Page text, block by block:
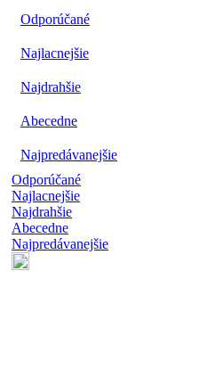
Odporúčané
Najlacnejšie
Najdrahšie
Abecedne
Najpredávanejšie
Odporúčané
Najlacnejšie
Najdrahšie
Abecedne
Najpredávanejšie